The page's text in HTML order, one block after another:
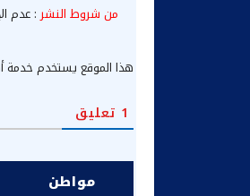
من شروط النشر: عدم
هذا الموقع يستخدم خدمة
1 تعليق
مواطن